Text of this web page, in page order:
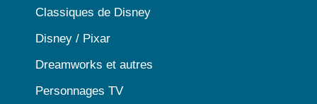
Classiques de Disney
Disney / Pixar
Dreamworks et autres
Personnages TV